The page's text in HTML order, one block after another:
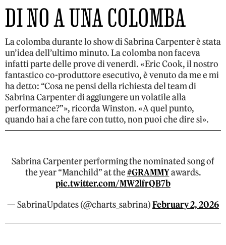
DI NO A UNA COLOMBA
La colomba durante lo show di Sabrina Carpenter è stata
un’idea dell’ultimo minuto. La colomba non faceva
infatti parte delle prove di venerdì. «Eric Cook, il nostro
fantastico co-produttore esecutivo, è venuto da me e mi
ha detto: “Cosa ne pensi della richiesta del team di
Sabrina Carpenter di aggiungere un volatile alla
performance?”», ricorda Winston. «A quel punto,
quando hai a che fare con tutto, non puoi che dire sì».
Sabrina Carpenter performing the nominated song of
the year “Manchild” at the#GRAMMYawards.
pic.twitter.com/MW2lfrQB7b
— SabrinaUpdates (@charts_sabrina)February 2, 2026